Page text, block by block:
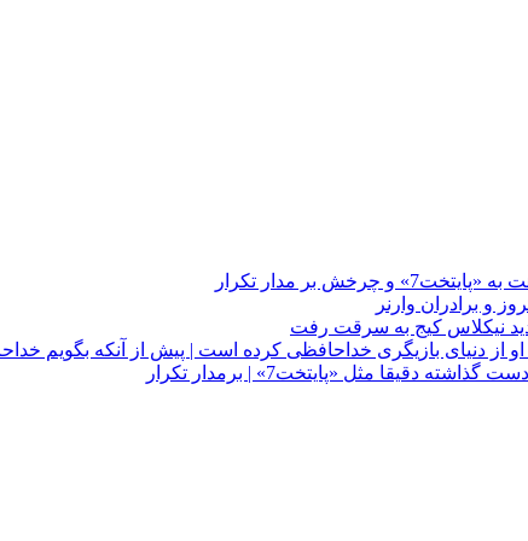
بر مدار تکرار
دنیای بازیگری خداحافظی کرده است | پیش از آنکه بگویم
مثل «پایتخت7» | برمدار تکرار